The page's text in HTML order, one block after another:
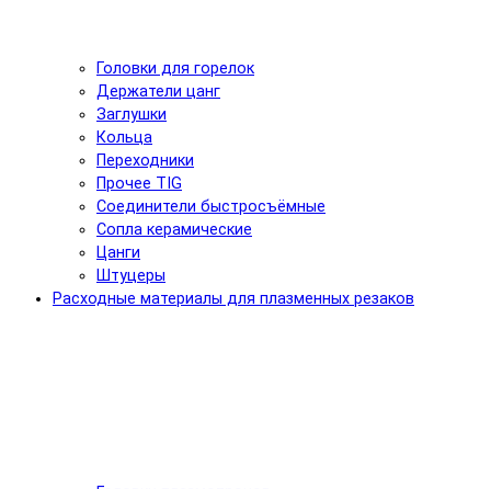
Головки для горелок
Держатели цанг
Заглушки
Кольца
Переходники
Прочее TIG
Соединители быстросъёмные
Сопла керамические
Цанги
Штуцеры
Расходные материалы для плазменных резаков